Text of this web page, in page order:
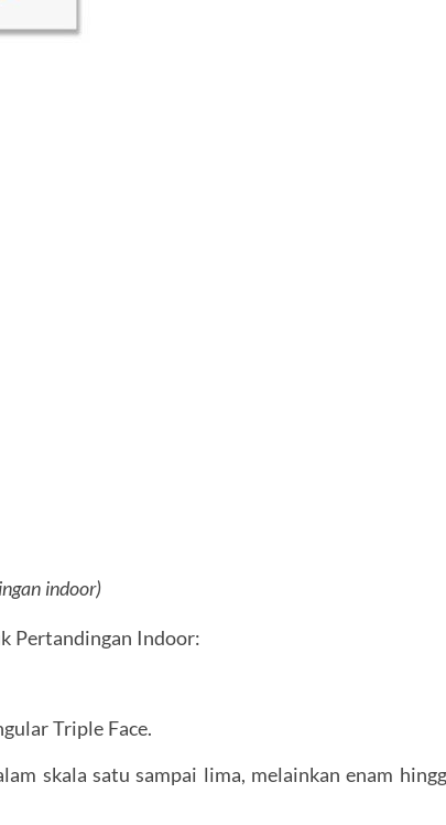
indoor)
Pertandingan Indoor:
Triple Face.
skala satu sampai lima, melainkan enam